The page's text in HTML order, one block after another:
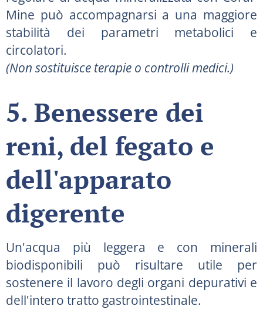
Mine può accompagnarsi a una maggiore
stabilità dei parametri metabolici e
circolatori.
(Non sostituisce terapie o controlli medici.)
5. Benessere dei
reni, del fegato e
dell'apparato
digerente
Un'acqua più leggera e con minerali
biodisponibili può risultare utile per
sostenere il lavoro degli organi depurativi e
dell'intero tratto gastrointestinale.